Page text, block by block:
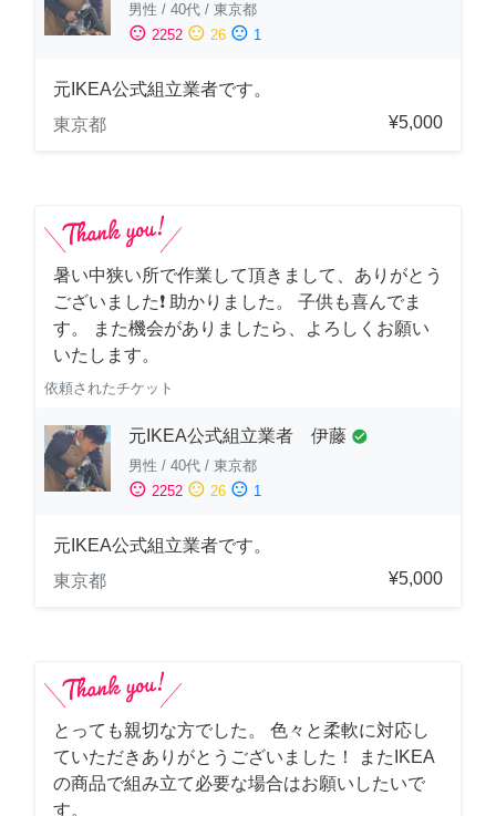
男性 / 40代 / 東京都
sentiment_satisfied 2252 sentiment_neutral 26 sentiment_dissatisfied 1
元IKEA公式組立業者です。
東京都
¥5,000
暑い中狭い所で作業して頂きまして、ありがとう
ございました❗️ 助かりました。 子供も喜んでま
す。 また機会がありましたら、よろしくお願い
いたします。
依頼されたチケット
元IKEA公式組立業者 伊藤 check_circle
男性 / 40代 / 東京都
sentiment_satisfied 2252 sentiment_neutral 26 sentiment_dissatisfied 1
元IKEA公式組立業者です。
東京都
¥5,000
とっても親切な方でした。 色々と柔軟に対応し
ていただきありがとうございました！ またIKEA
の商品で組み立て必要な場合はお願いしたいで
す。